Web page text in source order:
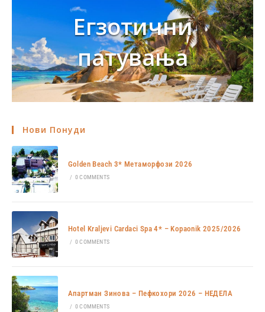
Егзотични
патувања
Нови Понуди
Golden Beach 3* Метаморфози 2026
/ 0 COMMENTS
Hotel Kraljevi Cardaci Spa 4* – Kopaonik 2025/2026
/ 0 COMMENTS
Апартман Зинова – Пефкохори 2026 – НЕДЕЛА
/ 0 COMMENTS